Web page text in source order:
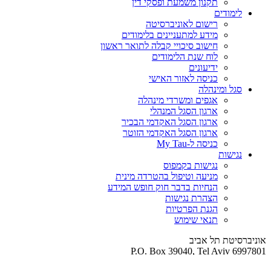
תקנון משמעת ופסקי דין
לימודים
רישום לאוניברסיטה
מידע למתעניינים בלימודים
חישוב סיכויי קבלה לתואר ראשון
לוח שנת הלימודים
ידיעונים
כניסה לאזור האישי
סגל ומינהלה
אגפים ומשרדי מינהלה
ארגון הסגל המנהלי
ארגון הסגל האקדמי הבכיר
ארגון הסגל האקדמי הזוטר
כניסה ל-My Tau
נגישות
נגישות בקמפוס
מניעה וטיפול בהטרדה מינית
הנחיות בדבר חוק חופש המידע
הצהרת נגישות
הגנת הפרטיות
תנאי שימוש
אוניברסיטת תל אביב
P.O. Box 39040, Tel Aviv 6997801